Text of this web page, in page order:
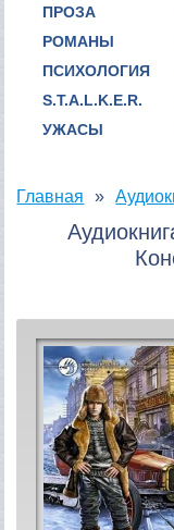
ПРОЗА
РОМАНЫ
ПСИХОЛОГИЯ
S.T.A.L.K.E.R.
УЖАСЫ
Главная